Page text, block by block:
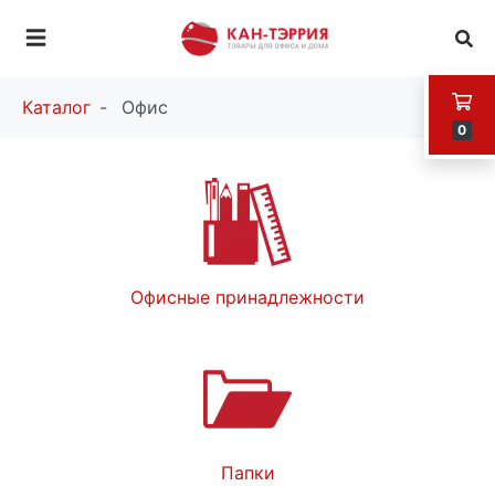
0
Каталог Офис
Офисные принадлежности
Папки